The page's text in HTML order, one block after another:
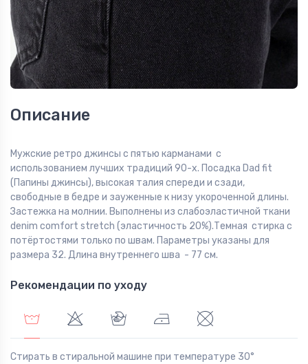
Описание
Мужские ретро джинсы с пятью карманами с
использованием лучших традиций 90-х. Посадка Dad fit
(Папины джинсы), высокая талия спереди и сзади,
свободные в бедре и зауженные к низу укороченной длины.
Застежка на молнии. Выполнены из слабоэластичной ткани
denim comfort stretch (эластичность 20%).Темная стирка с
потёртостями только по швам. Параметры указаны для
размера 32. Длина внутреннего шва - 77 см.
Рекомендации по уходу
Стирать в стиральной машине при температуре 30°